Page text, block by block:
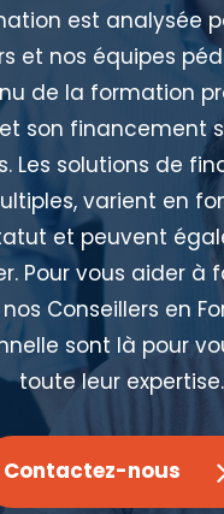
est analysée
et nos équipes
de la formation
son financement
Les solutions de
varient en
et peuvent
Pour vous aider à
nos Conseillers en
sont là pour
toute leur expertise.
Contactez-nous